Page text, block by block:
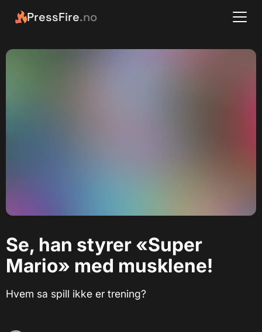
PressFire.no
Se, han styrer «Super
Mario» med musklene!
Hvem sa spill ikke er trening?